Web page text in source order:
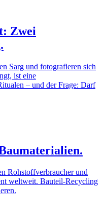
Zwei
Sarg und fotografieren sich
ist eine
– und der Frage: Darf
Rohstoffverbraucher und
weltweit. Bauteil-Recycling